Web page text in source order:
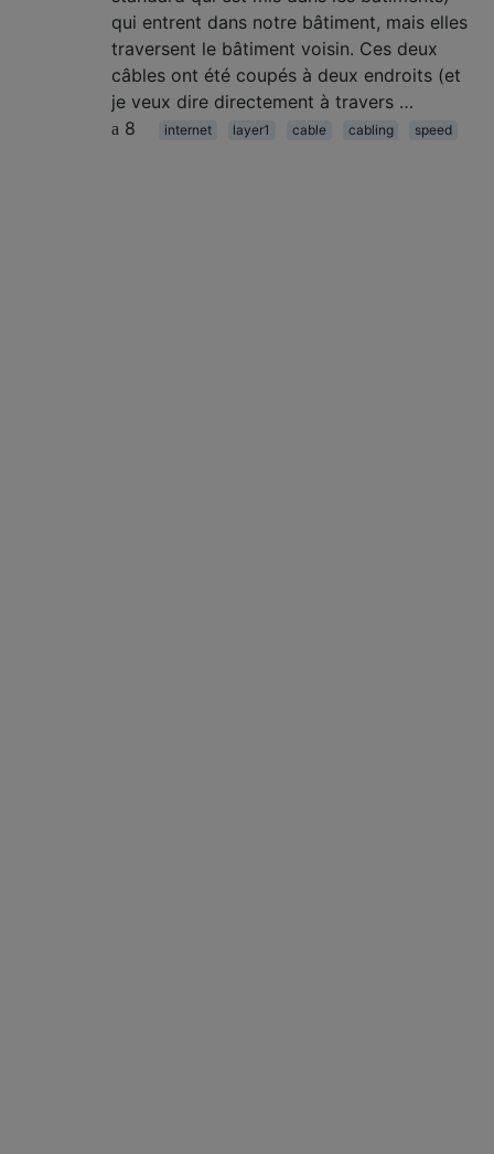
qui entrent dans notre bâtiment, mais elles
traversent le bâtiment voisin. Ces deux
câbles ont été coupés à deux endroits (et
je veux dire directement à travers …
8
internet layer1 cable cabling speed